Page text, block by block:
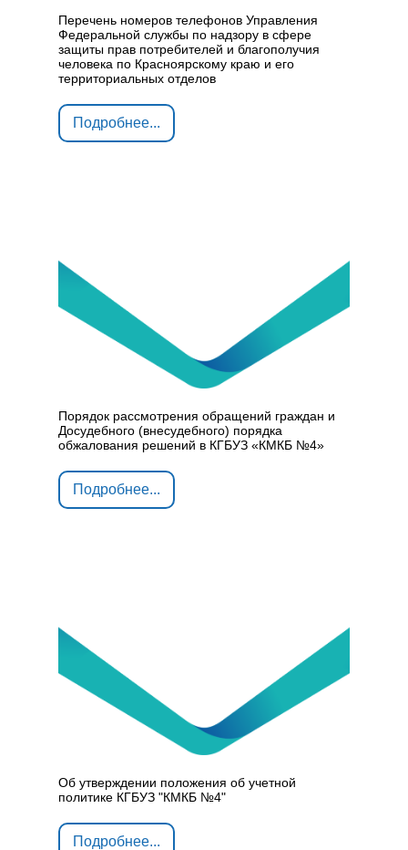
Перечень номеров телефонов Управления
Федеральной службы по надзору в сфере
защиты прав потребителей и благополучия
человека по Красноярскому краю и его
территориальных отделов
Подробнее...
Порядок рассмотрения обращений граждан и
Досудебного (внесудебного) порядка
обжалования решений в КГБУЗ «КМКБ №4»
Подробнее...
Об утверждении положения об учетной
политике КГБУЗ "КМКБ №4"
Подробнее...